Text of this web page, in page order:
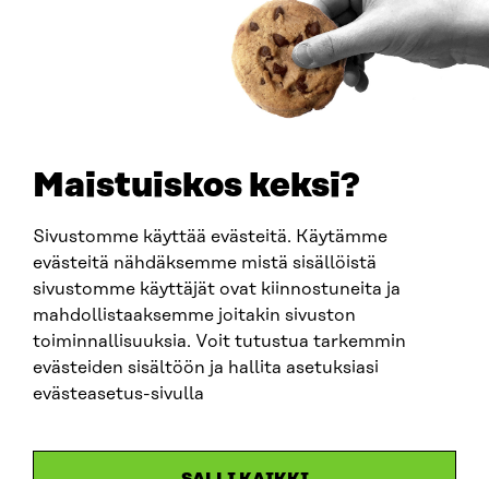
Maistuiskos keksi?
Sivustomme käyttää evästeitä. Käytämme
evästeitä nähdäksemme mistä sisällöistä
sivustomme käyttäjät ovat kiinnostuneita ja
mahdollistaaksemme joitakin sivuston
toiminnallisuuksia. Voit tutustua tarkemmin
evästeiden sisältöön ja hallita asetuksiasi
evästeasetus-sivulla
SITRA SOSIAALISESSA MEDIASSA
LinkedIn
Instagram
YouTube